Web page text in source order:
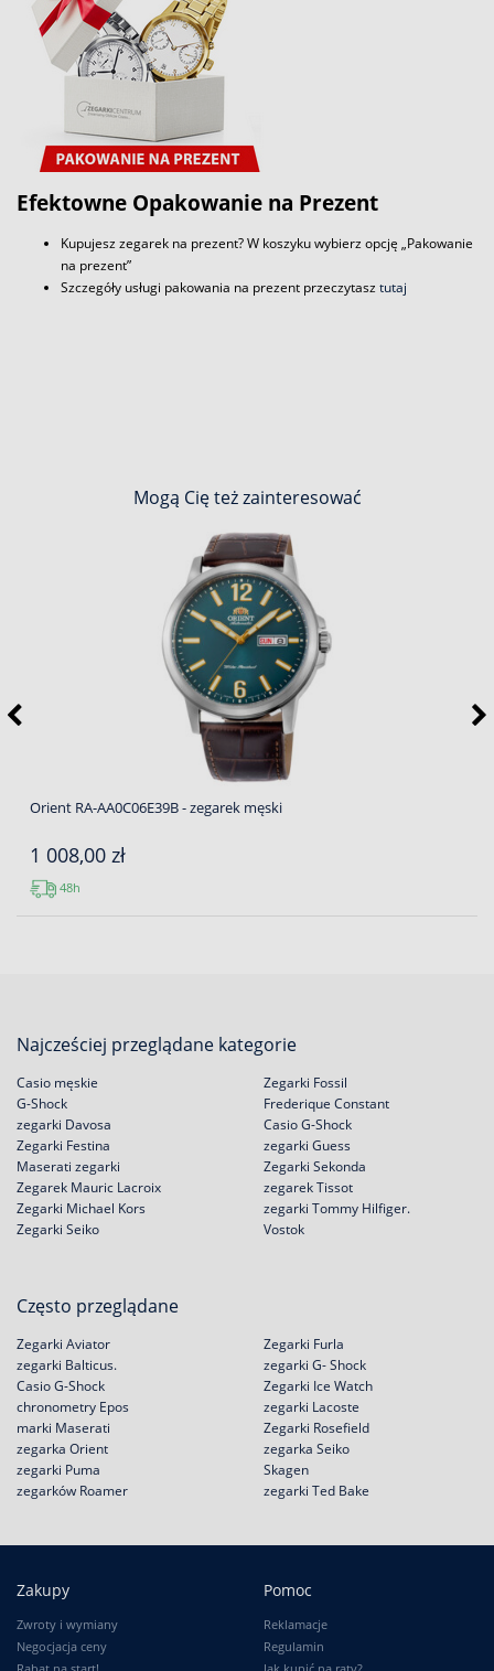
Efektowne Opakowanie na Prezent
Kupujesz zegarek na prezent? W koszyku wybierz opcję „Pakowanie
na prezent”
Szczegóły usługi pakowania na prezent przeczytasztutaj
Mogą Cię też zainteresować
Orient RA-AA0C06E39B - zegarek męski
1 008,00 zł
48h
Najcześciej przeglądane kategorie
Casio męskie
G-Shock
zegarki Davosa
Zegarki Festina
Zegarki Fossil
Frederique Constant
Casio G-Shock
zegarki Guess
Maserati zegarki
Zegarek Mauric Lacroix
Zegarki Michael Kors
Zegarki Seiko
Zegarki Sekonda
zegarek Tissot
zegarki Tommy Hilfiger.
Vostok
Często przeglądane
Zegarki Aviator
zegarki Balticus.
Casio G-Shock
chronometry Epos
Zegarki Furla
zegarki G- Shock
Zegarki Ice Watch
zegarki Lacoste
marki Maserati
zegarka Orient
zegarki Puma
zegarków Roamer
Zegarki Rosefield
zegarka Seiko
Skagen
zegarki Ted Bake
Zakupy
Zwroty i wymiany
Negocjacja ceny
Pomoc
Reklamacje
Regulamin